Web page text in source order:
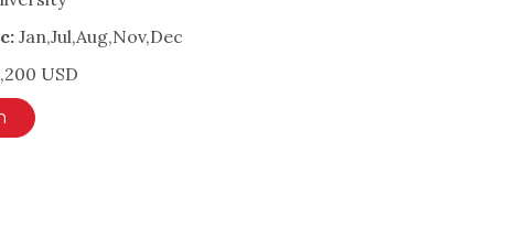
Jan,Jul,Aug,Nov,Dec
USD